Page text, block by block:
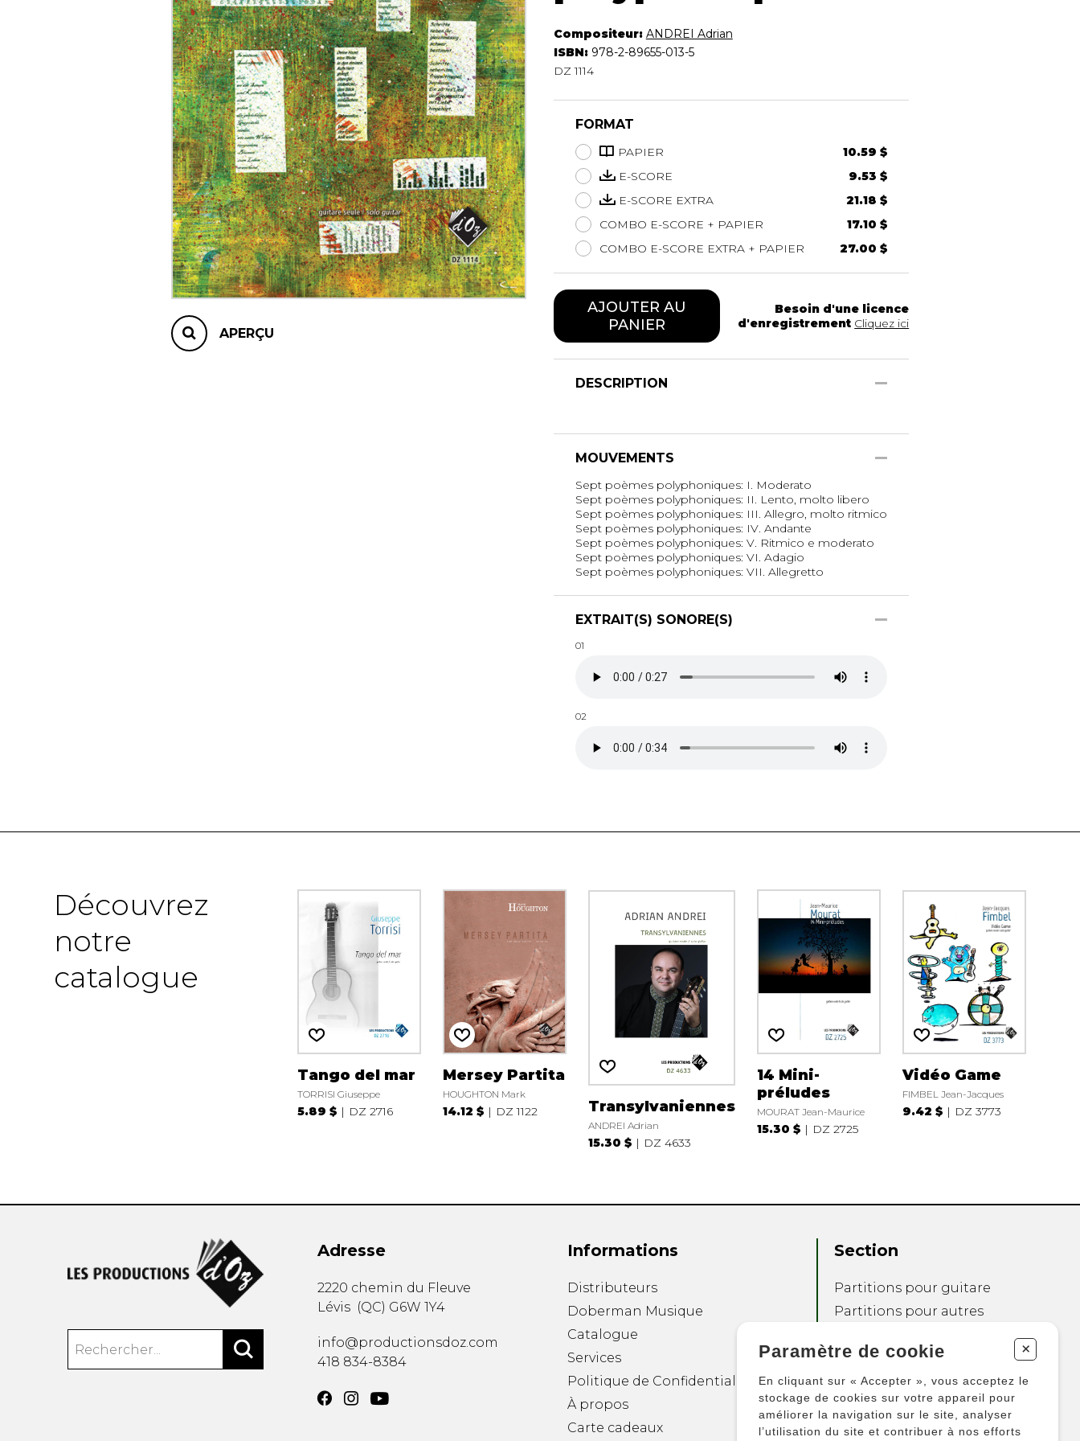
Luth
Mandoline
Orgue
Saxophone
Trombone
Trompette
Tuba
Ukulélé
Violon
Violoncelle
APERÇU
Compositeur: ANDREI Adrian
ISBN: 978-2-89655-013-5
DZ 1114
FORMAT
PAPIER
10.59 $
E-SCORE
9.53 $
E-SCORE EXTRA
21.18 $
COMBO E-SCORE + PAPIER
17.10 $
COMBO E-SCORE EXTRA + PAPIER
27.00 $
AJOUTER AU
PANIER
Besoin d'une licence
d'enregistrement Cliquez ici
DESCRIPTION
MOUVEMENTS
Sept poèmes polyphoniques: I. Moderato
Sept poèmes polyphoniques: II. Lento, molto libero
Sept poèmes polyphoniques: III. Allegro, molto ritmico
Sept poèmes polyphoniques: IV. Andante
Sept poèmes polyphoniques: V. Ritmico e moderato
Sept poèmes polyphoniques: VI. Adagio
Sept poèmes polyphoniques: VII. Allegretto
EXTRAIT(S) SONORE(S)
01
02
Découvrez
notre
catalogue
Tango del mar
TORRISI Giuseppe
5.89 $ DZ 2716
Mersey Partita
HOUGHTON Mark
14.12 $ DZ 1122 Transylvaniennes
ANDREI Adrian
15.30 $ DZ 4633
14 Mini-
préludes
MOURAT Jean-Maurice
15.30 $ DZ 2725
Vidéo Game
FIMBEL Jean-Jacques
9.42 $ DZ 3773
Adresse
2220 chemin du Fleuve
Lévis (QC) G6W 1Y4
info@productionsdoz.com
418 834-8384
Informations
Distributeurs
Doberman Musique
Catalogue
Services
Politique de Confidentialité
À propos
Carte cadeaux
Section
Partitions pour guitare
Partitions pour autres
Partitions pour
Autres produits
Paramètre de cookie +
En cliquant sur « Accepter », vous acceptez le
stockage de cookies sur votre appareil pour
améliorer la navigation sur le site, analyser
l’utilisation du site et contribuer à nos efforts